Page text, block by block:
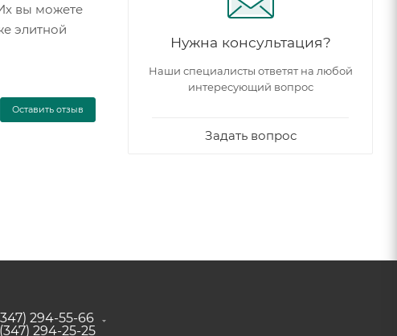
вы можете
элитной
Оставить отзыв
Нужна консультация?
Наши специалисты ответят на любой
интересующий вопрос
Задать вопрос
294-55-66
294-25-25